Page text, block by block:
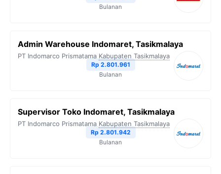
Bulanan
Admin Warehouse Indomaret, Tasikmalaya
PT Indomarco Prismatama Kabupaten Tasikmalaya
Rp 2.801.961
Bulanan
Supervisor Toko Indomaret, Tasikmalaya
PT Indomarco Prismatama Kabupaten Tasikmalaya
Rp 2.801.942
Bulanan